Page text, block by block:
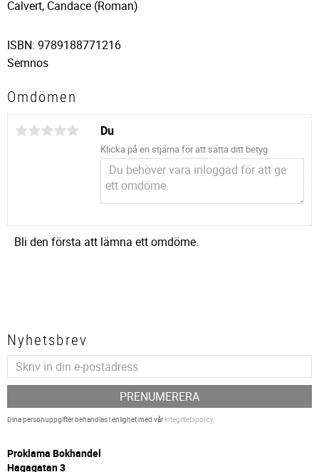
Calvert, Candace (Roman)
ISBN: 9789188771216
Semnos
Omdömen
Du
Klicka på en stjärna för att sätta ditt betyg
Bli den första att lämna ett omdöme.
Nyhetsbrev
PRENUMERERA
Dina personuppgifter behandlas i enlighet med vårintegritetspolicy.
Proklama Bokhandel
Hagagatan 3